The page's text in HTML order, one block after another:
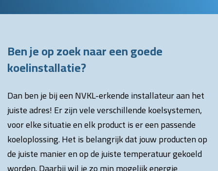
Ben je op zoek naar een goede
koelinstallatie?
Dan ben je bij een NVKL-erkende installateur aan het
juiste adres! Er zijn vele verschillende koelsystemen,
voor elke situatie en elk product is er een passende
koeloplossing. Het is belangrijk dat jouw producten op
de juiste manier en op de juiste temperatuur gekoeld